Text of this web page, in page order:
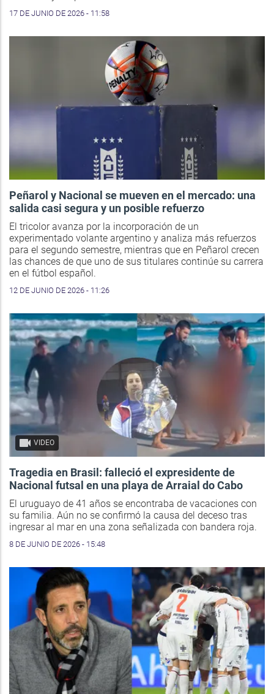
17 DE JUNIO DE 2026 - 11:58
Peñarol y Nacional se mueven en el mercado: una
salida casi segura y un posible refuerzo
El tricolor avanza por la incorporación de un
experimentado volante argentino y analiza más refuerzos
para el segundo semestre, mientras que en Peñarol crecen
las chances de que uno de sus titulares continúe su carrera
en el fútbol español.
12 DE JUNIO DE 2026 - 11:26
VIDEO
Tragedia en Brasil: falleció el expresidente de
Nacional futsal en una playa de Arraial do Cabo
El uruguayo de 41 años se encontraba de vacaciones con
su familia. Aún no se confirmó la causa del deceso tras
ingresar al mar en una zona señalizada con bandera roja.
8 DE JUNIO DE 2026 - 15:48